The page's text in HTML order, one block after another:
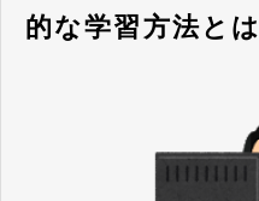
的な学習方法と